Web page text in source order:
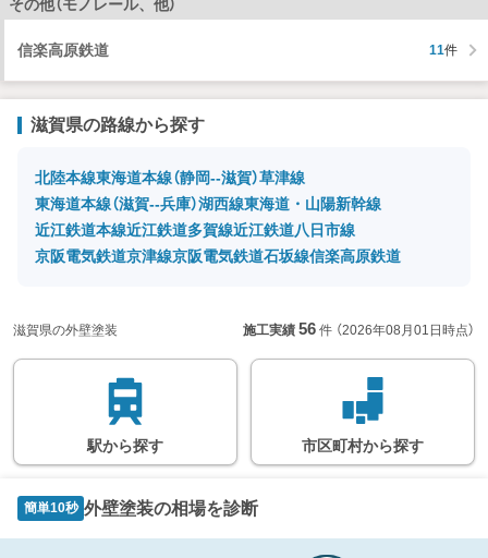
その他（モノレール、他）
信楽高原鉄道 11件
滋賀県の路線から探す
北陸本線東海道本線（静岡--滋賀）草津線
東海道本線（滋賀--兵庫）湖西線東海道・山陽新幹線
近江鉄道本線近江鉄道多賀線近江鉄道八日市線
京阪電気鉄道京津線京阪電気鉄道石坂線信楽高原鉄道
滋賀県の外壁塗装 施工実績 56 件 （2026年08月01日時点）
駅から探す 市区町村から探す
簡単10秒 外壁塗装の相場を診断